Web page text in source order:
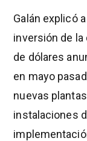
Galán explicó
inversión de
de dólares
en mayo
nuevas
instalaciones